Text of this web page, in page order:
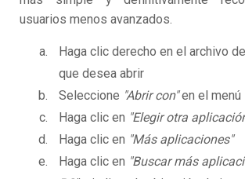
usuarios menos avanzados.
Haga clic derecho en el archivo
que desea abrir
Seleccione "Abrir con"en el menú
Haga clic en "Elegir otra
Haga clic en "Más aplicaciones"
Haga clic en "Buscar más